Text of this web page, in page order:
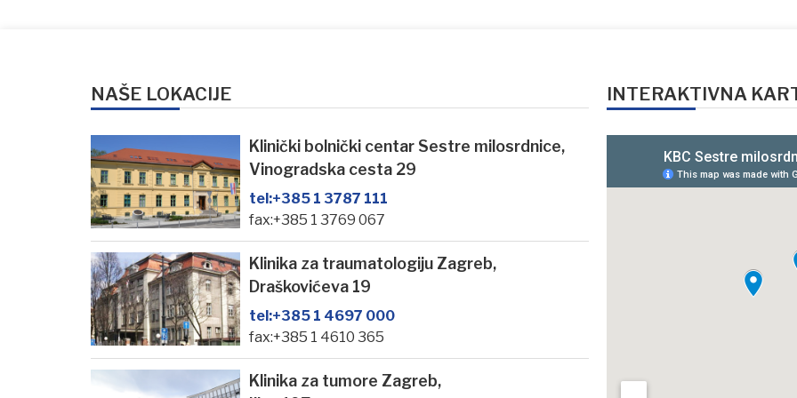
NAŠE LOKACIJE
Klinički bolnički centar Sestre milosrdnice,
Vinogradska cesta 29
tel:+385 1 3787 111
fax:+385 1 3769 067
Klinika za traumatologiju Zagreb,
Draškovićeva 19
tel:+385 1 4697 000
fax:+385 1 4610 365
Klinika za tumore Zagreb,
INTERAKTIVNA